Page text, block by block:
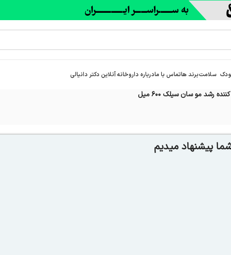
سلامتبرند هاتماس با مادرباره‌ داروخانه آنلاین دکتر دانیالی
رشد مو سان سیلک 600 میل
پیشنهاد میدیم